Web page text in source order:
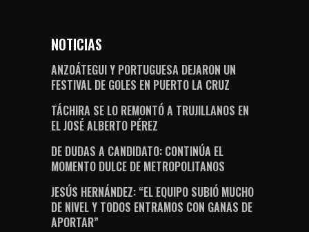
NOTICIAS
ANZOÁTEGUI Y PORTUGUESA DEJARON UN
FESTIVAL DE GOLES EN PUERTO LA CRUZ
TÁCHIRA SE LO REMONTÓ A TRUJILLANOS EN
EL JOSÉ ALBERTO PÉREZ
DE DUDAS A CANDIDATO: CONTINÚA EL
MOMENTO DULCE DE METROPOLITANOS
JESÚS HERNÁNDEZ: “EL EQUIPO SUBIÓ MUCHO
DE NIVEL Y TODOS ENTRAMOS CON GANAS DE
APORTAR”